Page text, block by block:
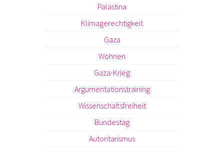
Palästina
Klimagerechtigkeit
Gaza
Wohnen
Gaza-Krieg
Argumentationstraining
Wissenschaftsfreiheit
Bundestag
Autoritarismus